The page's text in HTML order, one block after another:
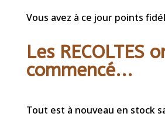
Vous avez à ce jour points
Les RECOLTES
commencé...
Tout est à nouveau en stock